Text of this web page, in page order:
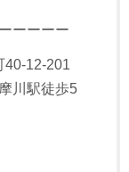
ーーーー
40-12-201
川駅徒歩5